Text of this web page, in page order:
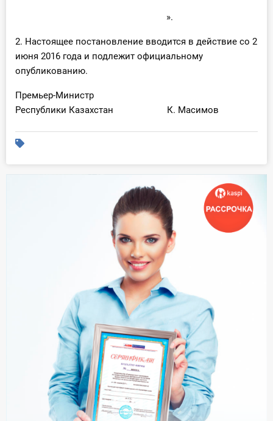
».
2. Настоящее постановление вводится в действие со 2
июня 2016 года и подлежит официальному
опубликованию.
Премьер-Министр
Республики Казахстан К. Масимов